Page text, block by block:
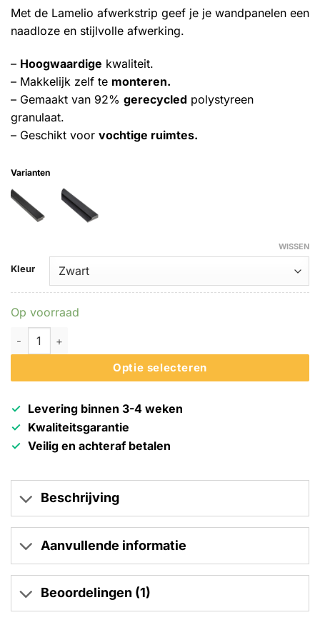
klantbeoordeling
Met de Lamelio afwerkstrip geef je je wandpanelen een
naadloze en stijlvolle afwerking.
– Hoogwaardige kwaliteit.
– Makkelijk zelf te monteren.
– Gemaakt van 92% gerecycled polystyreen
granulaat.
– Geschikt voor vochtige ruimtes.
Varianten
Kleur
WISSEN
Op voorraad
Lamelio 3D kunststof wandpaneel Olmo - Afwerkstrip rechts
Optie selecteren
Levering binnen 3-4 weken
Kwaliteitsgarantie
Veilig en achteraf betalen
Beschrijving
Aanvullende informatie
Beoordelingen (1)